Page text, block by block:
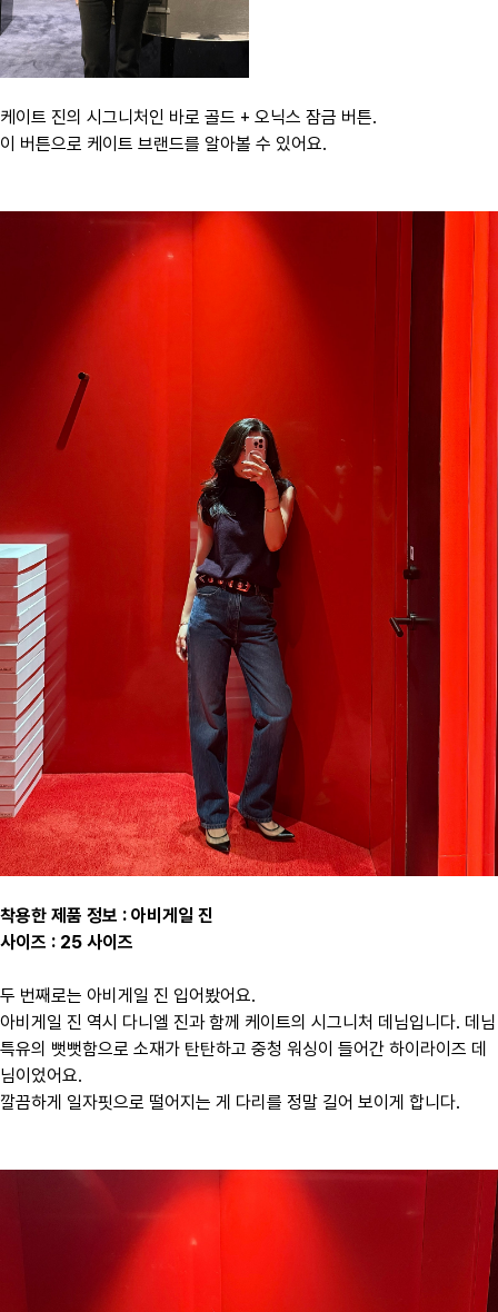
케이트 진의 시그니처인 바로 골드 + 오닉스 잠금 버튼.
이 버튼으로 케이트 브랜드를 알아볼 수 있어요.
착용한 제품 정보 : 아비게일 진
사이즈 : 25 사이즈
두 번째로는 아비게일 진 입어봤어요.
아비게일 진 역시 다니엘 진과 함께 케이트의 시그니처 데님입니다. 데님
특유의 뻣뻣함으로 소재가 탄탄하고 중청 워싱이 들어간 하이라이즈 데
님이었어요.
깔끔하게 일자핏으로 떨어지는 게 다리를 정말 길어 보이게 합니다.